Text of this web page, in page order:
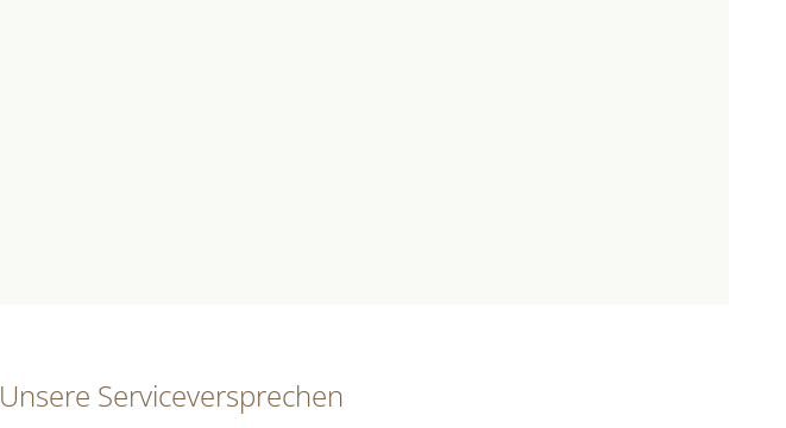
Unsere Serviceversprechen